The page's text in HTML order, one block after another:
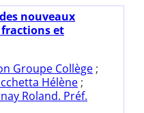
nouveaux
fractions et
Groupe Collège ;
Hélène ;
Roland. Préf.